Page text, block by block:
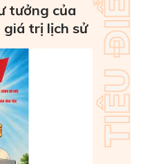
tưởng của
trị lịch sử